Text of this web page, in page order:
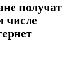
получат
числе